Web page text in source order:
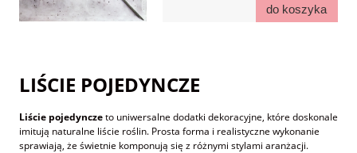
do koszyka
LIŚCIE POJEDYNCZE
Liście pojedynczeto uniwersalne dodatki dekoracyjne, które doskonale
imitują naturalne liście roślin. Prosta forma i realistyczne wykonanie
sprawiają, że świetnie komponują się z różnymi stylami aranżacji.